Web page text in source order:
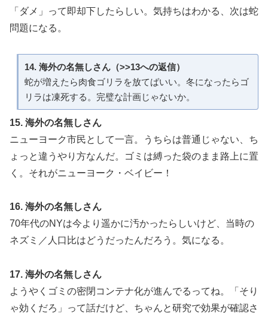
「ダメ」って即却下したらしい。気持ちはわかる、次は蛇
問題になる。
14. 海外の名無しさん（>>13への返信）
蛇が増えたら肉食ゴリラを放てばいい。冬になったらゴ
リラは凍死する。完璧な計画じゃないか。
15. 海外の名無しさん
ニューヨーク市民として一言。うちらは普通じゃない、ち
ょっと違うやり方なんだ。ゴミは縛った袋のまま路上に置
く。それがニューヨーク・ベイビー！
16. 海外の名無しさん
70年代のNYは今より遥かに汚かったらしいけど、当時の
ネズミ／人口比はどうだったんだろう。気になる。
17. 海外の名無しさん
ようやくゴミの密閉コンテナ化が進んでるってね。「そり
ゃ効くだろ」って話だけど、ちゃんと研究で効果が確認さ